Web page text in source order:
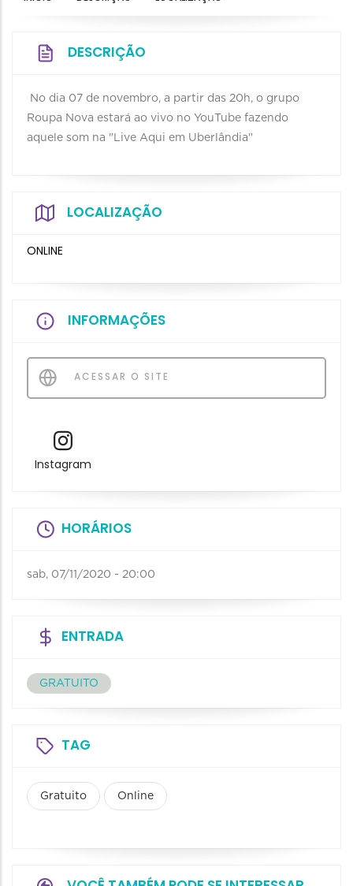
DESCRIÇÃO
No dia 07 de novembro, a partir das 20h, o grupo
Roupa Nova estará ao vivo no YouTube fazendo
aquele som na "Live Aqui em Uberlândia"
LOCALIZAÇÃO
ONLINE
INFORMAÇÕES
ACESSAR O SITE
Instagram
HORÁRIOS
sab, 07/11/2020 - 20:00
ENTRADA
GRATUITO
TAG
Gratuito Online